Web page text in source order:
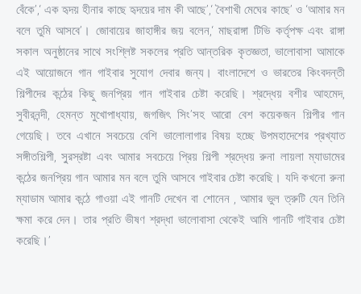
বেঁকে’,‘ এক হৃদয় হীনার কাছে হৃদয়ের দাম কী আছে’,‘ বৈশাখী মেঘের কাছে’ ও ‘আমার মন
বলে তুমি আসবে’। জোবায়ের জাহাঙ্গীর জয় বলেন,‘ মাছরাঙ্গা টিভি কর্তৃপক্ষ এবং রাঙ্গা
সকাল অনুষ্ঠানের সাথে সংশ্লিষ্ট সকলের প্রতি আন্তরিক কৃতজ্ঞতা, ভালোবাসা আমাকে
এই আয়োজনে গান গাইবার সুযোগ দেবার জন্য। বাংলাদেশে ও ভারতের কিংবদন্তী
শিল্পীদের কন্ঠের কিছু জনপ্রিয় গান গাইবার চেষ্টা করেছি। শ্রদ্ধেয় বশীর আহমেদ,
সুবীরনন্দী, হেমন্ত মুখোপাধ্যায়, জগজিৎ সিং’সহ আরো বেশ কয়েকজন শিল্পীর গান
গেয়েছি। তবে এখানে সবচেয়ে বেশি ভালোলাগার বিষয় হচ্ছে উপমহাদেশের প্রখ্যাত
সঙ্গীতশিল্পী, সু্রস্রষ্টা এবং আমার সবচেয়ে প্রিয় শিল্পী শ্রদ্ধেয় রুনা লায়লা ম্যাডামের
কন্ঠের জনপ্রিয় গান আমার মন বলে তুমি আসবে গাইবার চেষ্টা করেছি। যদি কখনো রুনা
ম্যাডাম আমার কন্ঠে গাওয়া এই গানটি দেখেন বা শোনেন , আমার ভুল ত্রুটি যেন তিনি
ক্ষমা করে দেন। তার প্রতি ভীষণ শ্রদ্ধা ভালোবাসা থেকেই আমি গানটি গাইবার চেষ্টা
করেছি।’